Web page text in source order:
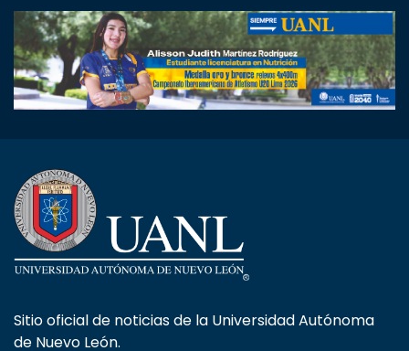
Sitio oficial de noticias de la Universidad Autónoma
de Nuevo León.